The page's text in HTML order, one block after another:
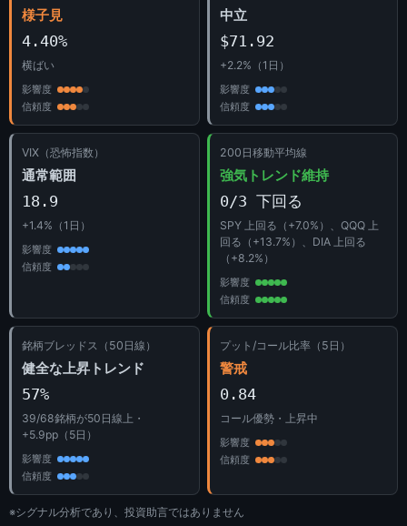
様子見
4.40%
横ばい
影響度
信頼度
中立
$71.92
+2.2%（1日）
影響度
信頼度
VIX（恐怖指数）
通常範囲
18.9
+1.4%（1日）
影響度
信頼度
200日移動平均線
強気トレンド維持
0/3 下回る
SPY 上回る（+7.0%）、QQQ 上
回る（+13.7%）、DIA 上回る
（+8.2%）
影響度
信頼度
銘柄ブレッドス（50日線）
健全な上昇トレンド
57%
39/68銘柄が50日線上・
+5.9pp（5日）
影響度
信頼度
プット/コール比率（5日）
警戒
0.84
コール優勢・上昇中
影響度
信頼度
※シグナル分析であり、投資助言ではありません